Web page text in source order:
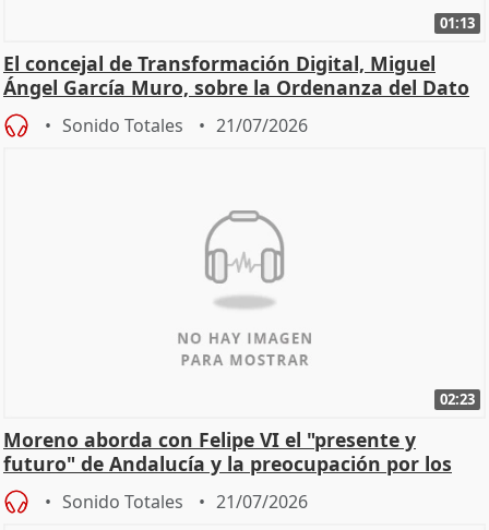
01:13
El concejal de Transformación Digital, Miguel
Ángel García Muro, sobre la Ordenanza del Dato
Sonido Totales 21/07/2026
02:23
Moreno aborda con Felipe VI el "presente y
futuro" de Andalucía y la preocupación por los
incendios
Sonido Totales 21/07/2026